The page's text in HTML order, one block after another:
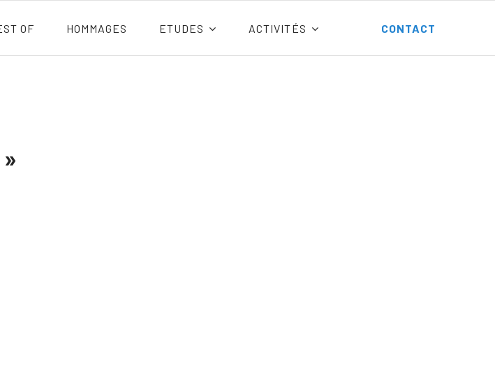
OF HOMMAGES ETUDES ACTIVITÉS CONTACT